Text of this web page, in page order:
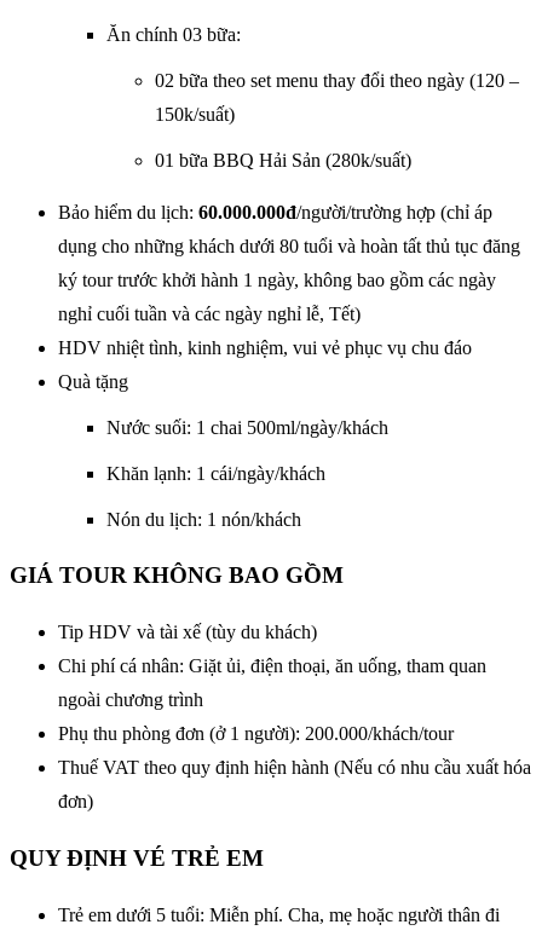
Ăn chính 03 bữa:
02 bữa theo set menu thay đổi theo ngày (120 –
150k/suất)
01 bữa BBQ Hải Sản (280k/suất)
Bảo hiểm du lịch: 60.000.000đ/người/trường hợp (chỉ áp
dụng cho những khách dưới 80 tuổi và hoàn tất thủ tục đăng
ký tour trước khởi hành 1 ngày, không bao gồm các ngày
nghỉ cuối tuần và các ngày nghỉ lễ, Tết)
HDV nhiệt tình, kinh nghiệm, vui vẻ phục vụ chu đáo
Quà tặng
Nước suối: 1 chai 500ml/ngày/khách
Khăn lạnh: 1 cái/ngày/khách
Nón du lịch: 1 nón/khách
GIÁ TOUR KHÔNG BAO GỒM
Tip HDV và tài xế (tùy du khách)
Chi phí cá nhân: Giặt ủi, điện thoại, ăn uống, tham quan
ngoài chương trình
Phụ thu phòng đơn (ở 1 người): 200.000/khách/tour
Thuế VAT theo quy định hiện hành (Nếu có nhu cầu xuất hóa
đơn)
QUY ĐỊNH VÉ TRẺ EM
Trẻ em dưới 5 tuổi: Miễn phí. Cha, mẹ hoặc người thân đi